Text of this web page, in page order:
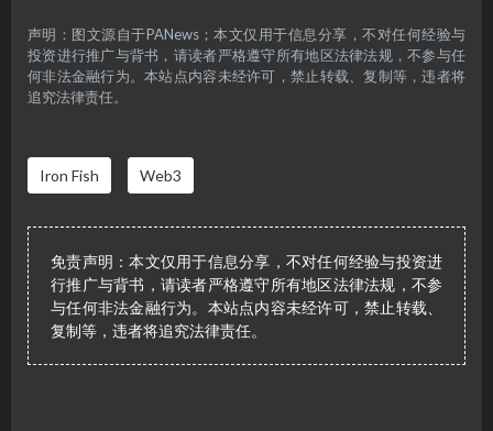
声明：图文源自于PANews；本文仅用于信息分享，不对任何经验与
投资进行推广与背书，请读者严格遵守所有地区法律法规，不参与任
何非法金融行为。本站点内容未经许可，禁止转载、复制等，违者将
追究法律责任。
Iron Fish Web3
免责声明：本文仅用于信息分享，不对任何经验与投资进
行推广与背书，请读者严格遵守所有地区法律法规，不参
与任何非法金融行为。本站点内容未经许可，禁止转载、
复制等，违者将追究法律责任。